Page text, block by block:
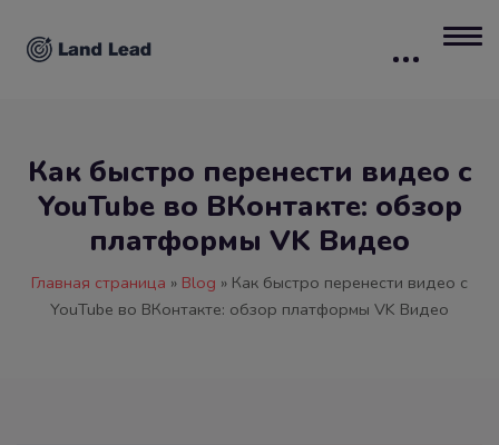
Как быстро перенести видео с
YouTube во ВКонтакте: обзор
платформы VK Видео
Главная страница » Blog » Как быстро перенести видео с
YouTube во ВКонтакте: обзор платформы VK Видео